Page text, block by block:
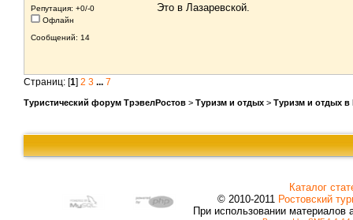
Репутация: +0/-0
Офлайн
Сообщений: 14
Это в Лазаревской.
Страниц: [1] 2 3 ... 7
Туристический форум ТрэвелРостов > Туризм и отдых > Туризм и отдых в
Каталог
© 2010-2011 Ростовский
При использовании материалов